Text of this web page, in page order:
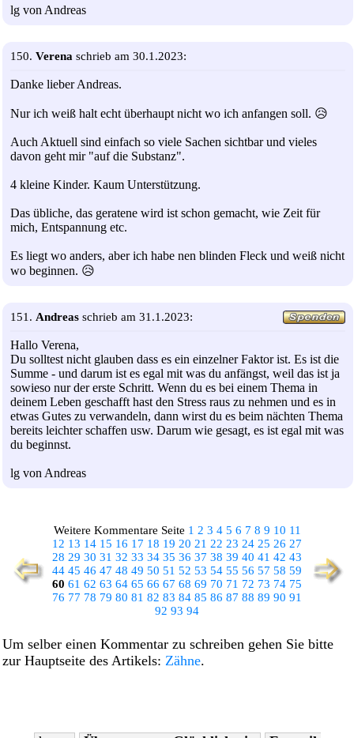
lg von Andreas
150. Verena schrieb am 30.1.2023:
Danke lieber Andreas.
Nur ich weiß halt echt überhaupt nicht wo ich anfangen soll. 😥
Auch Aktuell sind einfach so viele Sachen sichtbar und vieles
davon geht mir "auf die Substanz".
4 kleine Kinder. Kaum Unterstützung.
Das übliche, das geratene wird ist schon gemacht, wie Zeit für
mich, Entspannung etc.
Es liegt wo anders, aber ich habe nen blinden Fleck und weiß nicht
wo beginnen. 😥
151. Andreas schrieb am 31.1.2023:
Hallo Verena,
Du solltest nicht glauben dass es ein einzelner Faktor ist. Es ist die
Summe - und darum ist es egal mit was du anfängst, weil das ist ja
sowieso nur der erste Schritt. Wenn du es bei einem Thema in
deinem Leben geschafft hast den Stress raus zu nehmen und es in
etwas Gutes zu verwandeln, dann wirst du es beim nächten Thema
bereits leichter schaffen usw. Darum wie gesagt, es ist egal mit was
du beginnst.
lg von Andreas
Weitere Kommentare Seite 1 2 3 4 5 6 7 8 9 10 11
12 13 14 15 16 17 18 19 20 21 22 23 24 25 26 27
28 29 30 31 32 33 34 35 36 37 38 39 40 41 42 43
44 45 46 47 48 49 50 51 52 53 54 55 56 57 58 59
60 61 62 63 64 65 66 67 68 69 70 71 72 73 74 75
76 77 78 79 80 81 82 83 84 85 86 87 88 89 90 91
92 93 94
Um selber einen Kommentar zu schreiben gehen Sie bitte
zur Hauptseite des Artikels: Zähne.